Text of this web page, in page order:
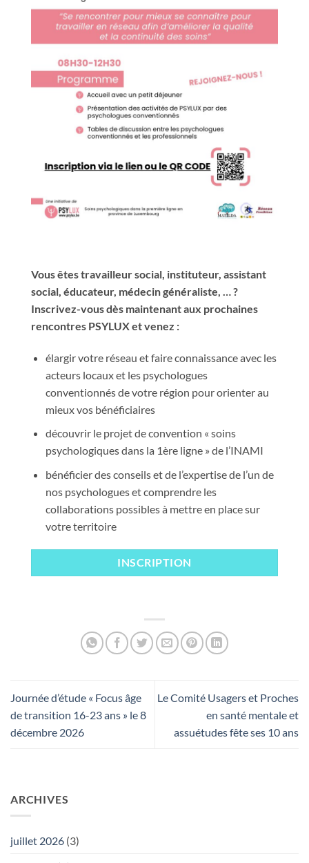
Vous êtes travailleur social, instituteur, assistant
social, éducateur, médecin généraliste, … ?
Inscrivez-vous dès maintenant aux prochaines
rencontres PSYLUX et venez :
élargir votre réseau et faire connaissance avec les
acteurs locaux et les psychologues
conventionnés de votre région pour orienter au
mieux vos bénéficiaires
découvrir le projet de convention « soins
psychologiques dans la 1ère ligne » de l’INAMI
bénéficier des conseils et de l’expertise de l’un de
nos psychologues et comprendre les
collaborations possibles à mettre en place sur
votre territoire
INSCRIPTION
Journée d’étude « Focus âge
de transition 16-23 ans » le 8
décembre 2026
Le Comité Usagers et Proches
en santé mentale et
assuétudes fête ses 10 ans
ARCHIVES
juillet 2026 (3)